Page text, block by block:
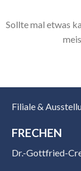
Sollte mal etwas
Filiale &
FRECHEN
Dr.-Gottfried-